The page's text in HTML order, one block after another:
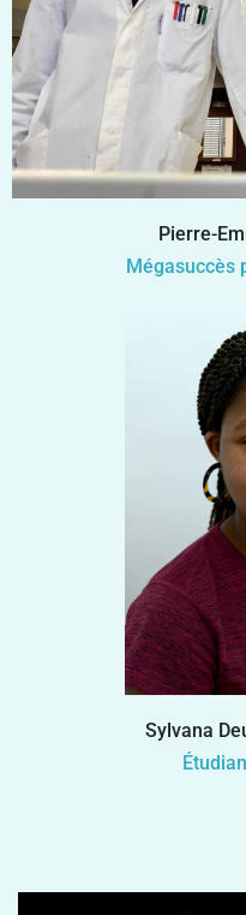
Pierre-
Mégasuccès
Sylvana